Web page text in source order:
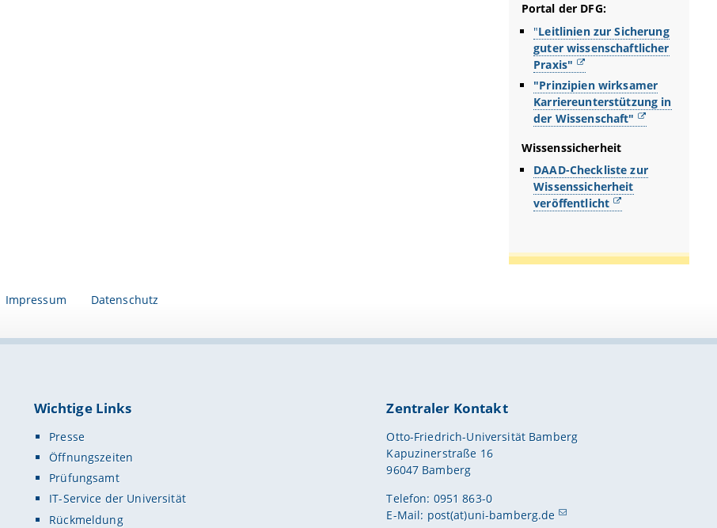
Portal der DFG:
"Leitlinien zur Sicherung
guter wissenschaftlicher
Praxis"
"Prinzipien wirksamer
Karriereunterstützung in
der Wissenschaft"
Wissenssicherheit
DAAD-Checkliste zur
Wissenssicherheit
veröffentlicht
Impressum Datenschutz
Wichtige Links
Presse
Öffnungszeiten
Prüfungsamt
IT-Service der Universität
Rückmeldung
Zentraler Kontakt
Otto-Friedrich-Universität Bamberg
Kapuzinerstraße 16
96047 Bamberg
Telefon: 0951 863-0
E-Mail: post(at)uni-bamberg.de